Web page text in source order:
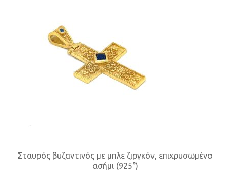
Σταυρός βυζαντινός με μπλε ζιργκόν, επιχρυσωμένο
ασήμι (925°)